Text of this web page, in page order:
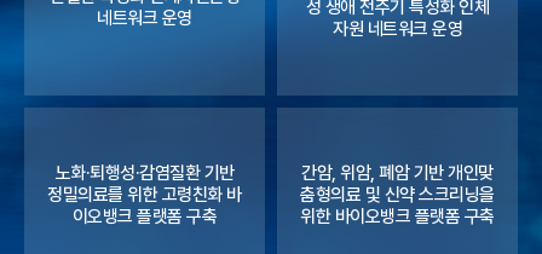
네트워크 운영
성 생애 전주기 특성화 인체
자원 네트워크 운영
노화·퇴행성·감염질환 기반
정밀의료를 위한 고령친화 바
이오뱅크 플랫폼 구축
간암, 위암, 폐암 기반 개인맞
춤형의료 및 신약 스크리닝을
위한 바이오뱅크 플랫폼 구축